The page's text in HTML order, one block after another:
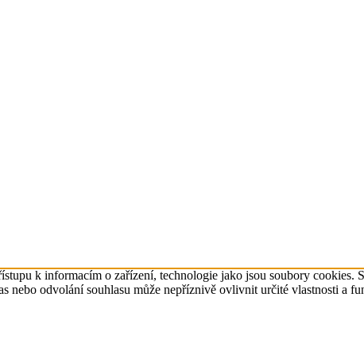
k informacím o zařízení, technologie jako jsou soubory cookies.
nebo odvolání souhlasu může nepříznivě ovlivnit určité vlastnosti a